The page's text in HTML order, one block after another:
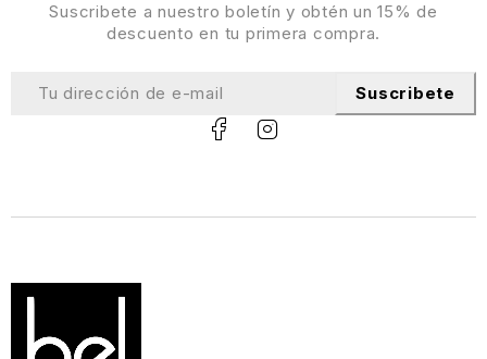
Suscribete a nuestro boletín y obtén un 15% de
descuento en tu primera compra.
Suscribete